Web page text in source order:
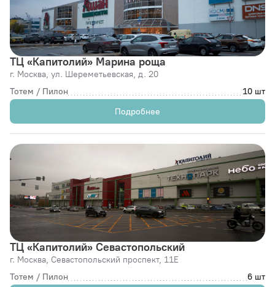
ТЦ «Капитолий» Марина роща
г. Москва, ул. Шереметьевская, д. 20
Тотем / Пилон
10 шт
Подробнее
ТЦ «Капитолий» Севастопольский
г. Москва, Севастопольский проспект, 11Е
Тотем / Пилон
6 шт